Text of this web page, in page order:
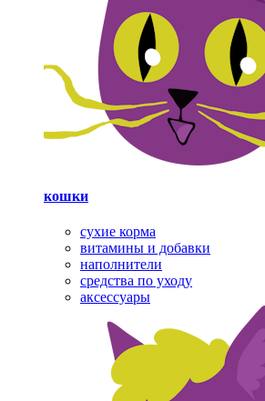
кошки
сухие корма
витамины и добавки
наполнители
средства по уходу
аксессуары